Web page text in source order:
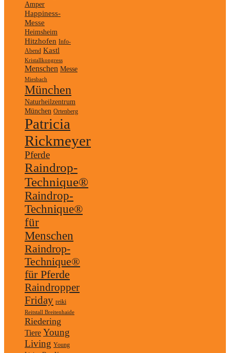
Amper
Happiness-
Messe
Heimsheim
Hitzhofen Info-
Abend Kastl
Kristallkongress
Menschen Messe
Miesbach
München
Naturheilzentrum
München Ortenberg
Patricia
Rickmeyer
Pferde
Raindrop-
Technique®
Raindrop-
Technique®
für
Menschen
Raindrop-
Technique®
für Pferde
Raindropper
Friday reiki
Reitstall Breitenhaide
Riedering
Tiere Young
Living Young